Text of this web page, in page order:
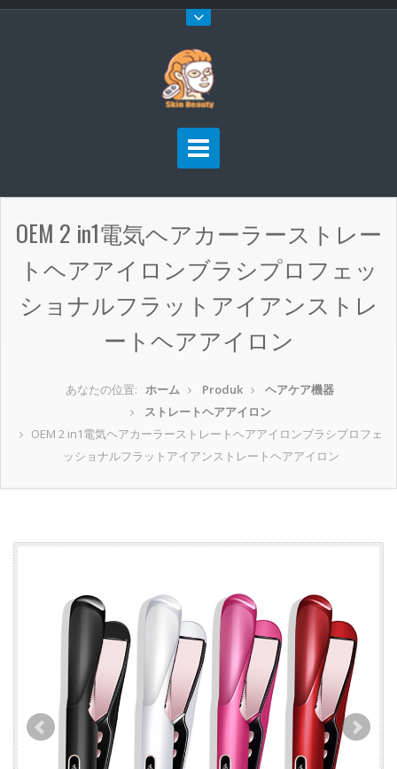
OEM 2 in1電気ヘアカーラーストレー
トヘアアイロンブラシプロフェッ
ショナルフラットアイアンストレ
ートヘアアイロン
あなたの位置: ホーム Produk
ヘアケア機器
ストレートヘアアイロン
OEM 2 in1電気ヘアカーラーストレートヘアアイロンブラシプロフェ
ッショナルフラットアイアンストレートヘアアイロン